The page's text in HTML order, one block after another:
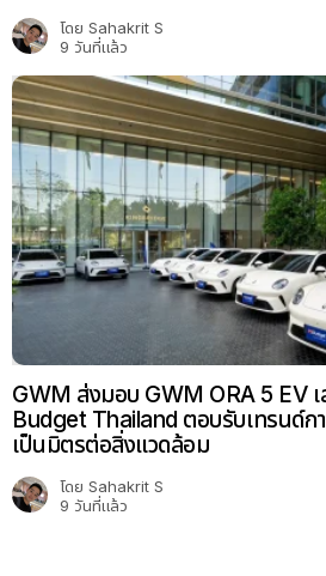
โดย Sahakrit S
9 วันที่แล้ว
GWM ส่งมอบ GWM ORA 5 EV เ
Budget Thailand ตอบรับเทรนด์ก
เป็นมิตรต่อสิ่งแวดล้อม
โดย Sahakrit S
9 วันที่แล้ว